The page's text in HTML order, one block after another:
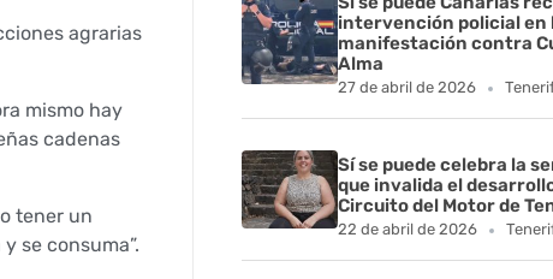
agrarias
mismo hay
cadenas
tener un
se consuma”.
intervención policial en
manifestación contra
Alma
27 de abril de 2026
Sí se puede celebra la
que invalida el
Circuito del Motor de
22 de abril de 2026